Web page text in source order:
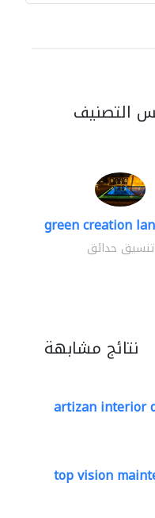
التصنيف
green creation
تنسيق حدائق
نتائج مشابهة
artizan interior
top vision